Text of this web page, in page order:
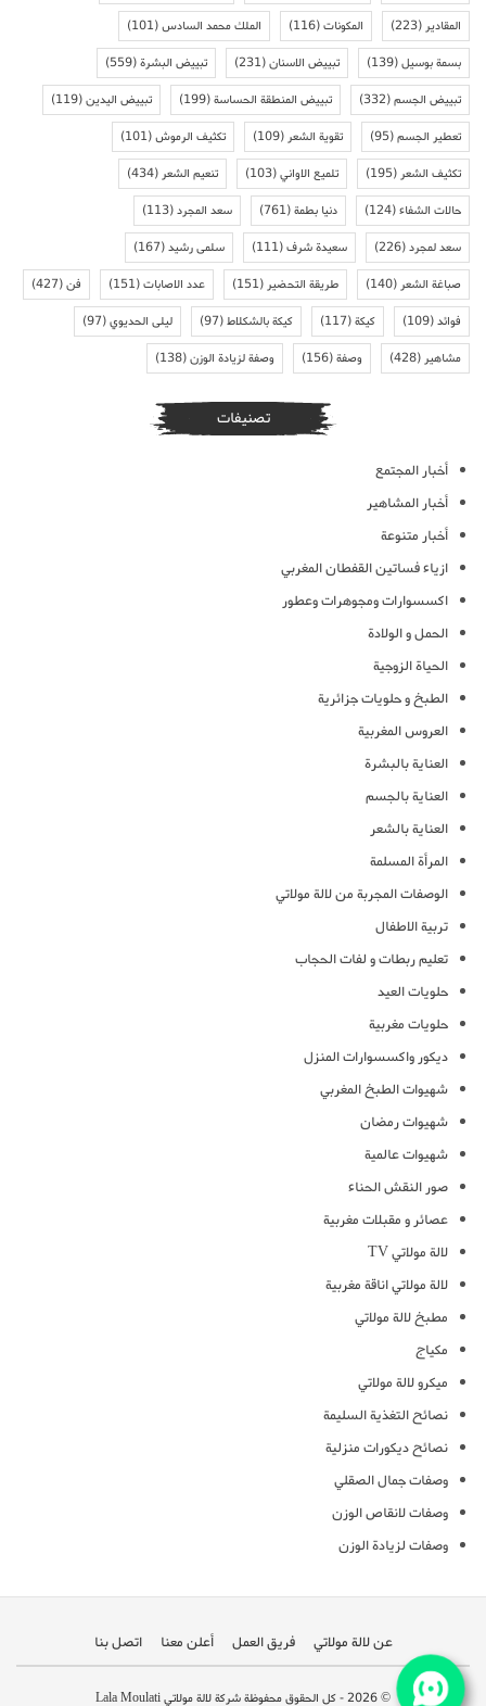
المقادير(223) المكونات(116) الملك محمد السادس(101)
بسمة بوسيل(139) تبييض الاسنان(231) تبييض البشرة(559)
تبييض الجسم(332) تبييض المنطقة الحساسة(199) تبييض اليدين(119)
تعطير الجسم(95) تقوية الشعر(109) تكثيف الرموش(101)
تكثيف الشعر(195) تلميع الاواني(103) تنعيم الشعر(434)
حالات الشفاء(124) دنيا بطمة(761) سعد المجرد(113)
سعد لمجرد(226) سعيدة شرف(111) سلمى رشيد(167)
صباغة الشعر(140) طريقة التحضير(151) عدد الاصابات(151) فن(427)
فوائد(109) كيكة(117) كيكة بالشكلاط(97) ليلى الحديوي(97)
مشاهير(428) وصفة(156) وصفة لزيادة الوزن(138)
تصنيفات
أخبار المجتمع
أخبار المشاهير
أخبار متنوعة
ازياء فساتين القفطان المغربي
اكسسوارات ومجوهرات وعطور
الحمل و الولادة
الحياة الزوجية
الطبخ و حلويات جزائرية
العروس المغربية
العناية بالبشرة
العناية بالجسم
العناية بالشعر
المرأة المسلمة
الوصفات المجربة من لالة مولاتي
تربية الاطفال
تعليم ربطات و لفات الحجاب
حلويات العيد
حلويات مغربية
ديكور واكسسوارات المنزل
شهيوات الطبخ المغربي
شهيوات رمضان
شهيوات عالمية
صور النقش الحناء
عصائر و مقبلات مغربية
لالة مولاتي TV
لالة مولاتي اناقة مغربية
مطبخ لالة مولاتي
مكياج
ميكرو لالة مولاتي
نصائح التغذية السليمة
نصائح ديكورات منزلية
وصفات جمال الصقلي
وصفات لانقاص الوزن
وصفات لزيادة الوزن
عن لالة مولاتي فريق العمل أعلن معنا اتصل بنا
© 2026 - كل الحقوق محفوظة شركة لالة مولاتي Lala Moulati